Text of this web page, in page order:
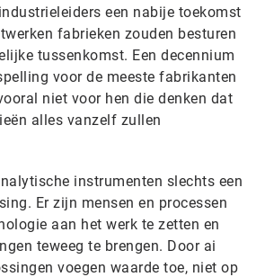
een nabije toekomst
fabrieken zouden besturen
tussenkomst. Een decennium
voor de meeste fabrikanten
niet voor hen die denken dat
alles vanzelf zullen
instrumenten slechts een
Er zijn mensen en processen
aan het werk te zetten en
teweeg te brengen. Door ai
voegen waarde toe, niet op